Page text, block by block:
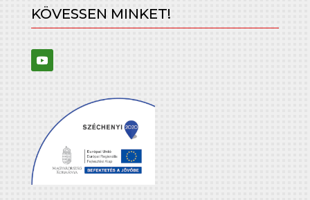
KÖVESSEN MINKET!